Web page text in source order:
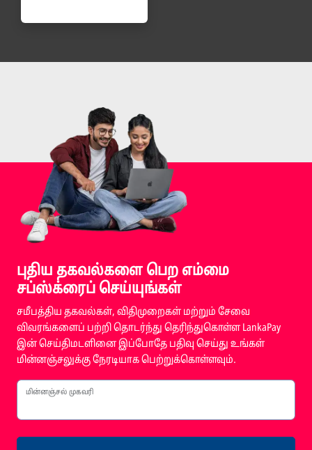
புதிய தகவல்களை பெற எம்மை
சப்ஸ்க்ரைப் செய்யுங்கள்
சமீபத்திய தகவல்கள், விதிமுறைகள் மற்றும் சேவை
விவரங்களைப் பற்றி தொடர்ந்து தெரிந்துகொள்ள LankaPay
இன் செய்திமடளினை இப்போதே பதிவு செய்து உங்கள்
மின்னஞ்சலுக்கு நேரடியாக பெற்றுக்கொள்ளவும்.
மின்னஞ்சல் முகவரி